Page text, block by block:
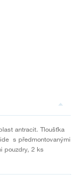
antracit. Tloušťka
s předmontovanými
pouzdry, 2 ks